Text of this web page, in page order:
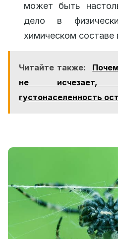
может быть
дело в
химическом составе
Читайте также:
не исчезает,
густонаселенность